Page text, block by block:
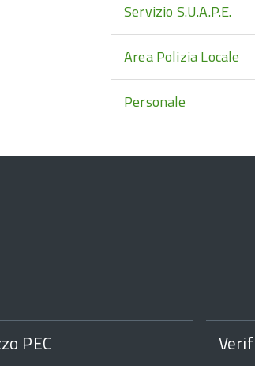
Servizio S.U.A.P.E.
Area Polizia Locale
Personale
PEC